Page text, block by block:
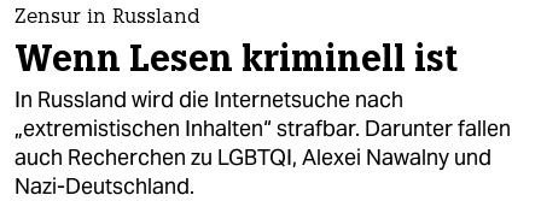
themen
politik
öko
gesellschaft
Zensur in Russland
Wenn Lesen kriminell ist
In Russland wird die Internetsuche nach
„extremistischen Inhalten“ strafbar. Darunter fallen
auch Recherchen zu LGBTQI, Alexei Nawalny und
Nazi-Deutschland.